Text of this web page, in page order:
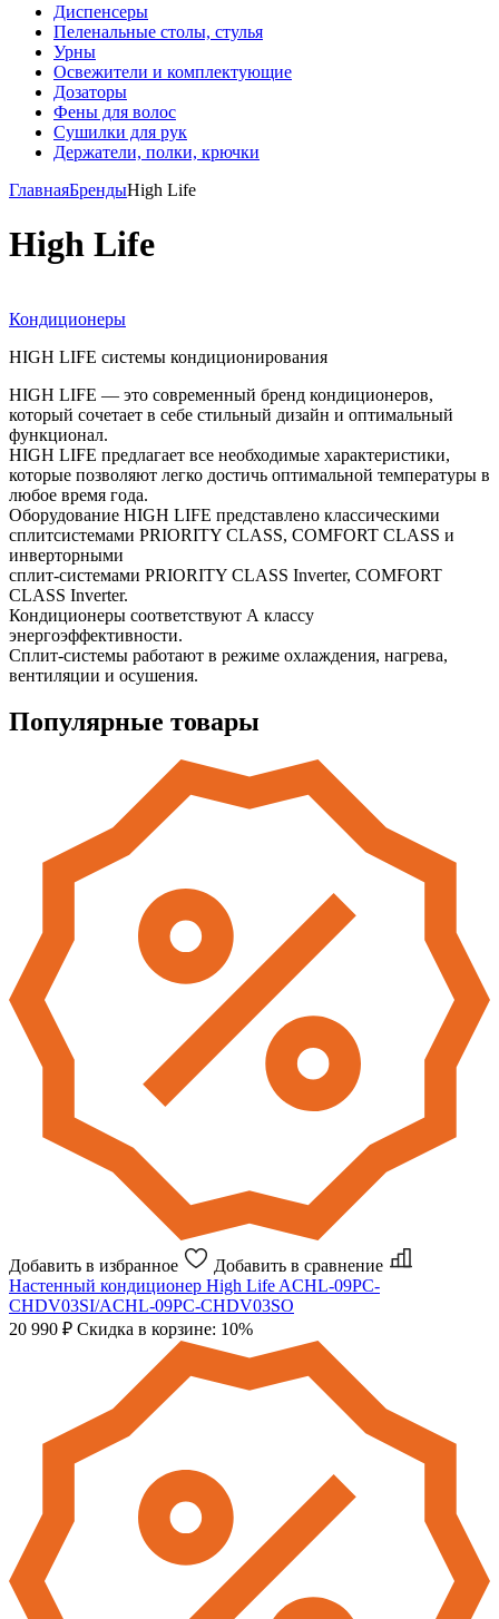
Диспенсеры
Пеленальные столы, стулья
Урны
Освежители и комплектующие
Дозаторы
Фены для волос
Сушилки для рук
Держатели, полки, крючки
ГлавнаяБрендыHigh Life
High Life
Кондиционеры
HIGH LIFE системы кондиционирования
HIGH LIFE — это современный бренд кондиционеров,
который сочетает в себе стильный дизайн и оптимальный
функционал.
HIGH LIFE предлагает все необходимые характеристики,
которые позволяют легко достичь оптимальной температуры в
любое время года.
Оборудование HIGH LIFE представлено классическими
сплитсистемами PRIORITY CLASS, COMFORT CLASS и
инверторными
сплит-системами PRIORITY CLASS Inverter, COMFORT
CLASS Inverter.
Кондиционеры соответствуют А классу
энергоэффективности.
Сплит-системы работают в режиме охлаждения, нагрева,
вентиляции и осушения.
Популярные товары
Добавить в избранное
Добавить в сравнение
Настенный кондиционер High Life ACHL-09PC-
CHDV03SI/ACHL-09PC-CHDV03SO
20 990 ₽ Скидка в корзине: 10%